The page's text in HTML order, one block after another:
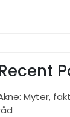
Myter,